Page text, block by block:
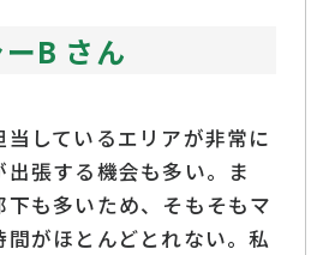
B さん
しているエリアが非常に
出張する機会も多い。ま
下も多いため、そもそもマ
間がほとんどとれない。私